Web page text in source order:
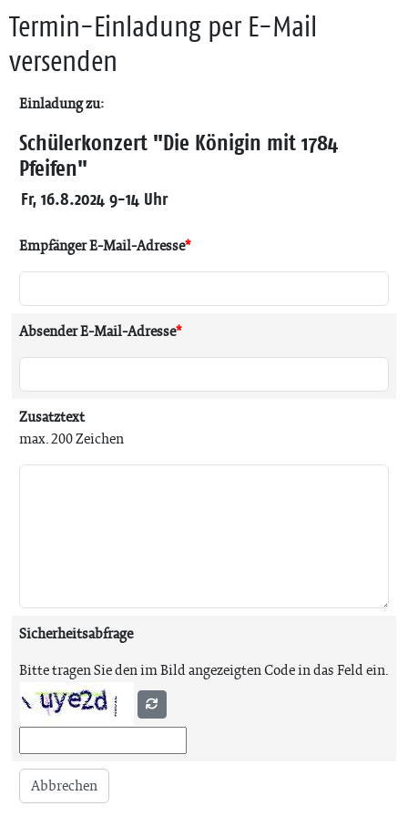
Termin-Einladung per E-Mail
versenden
Einladung zu:
Schülerkonzert "Die Königin mit 1784
Pfeifen"
Fr, 16.8.2024 9-14 Uhr
Empfänger E-Mail-Adresse*
Absender E-Mail-Adresse*
Zusatztext
max. 200 Zeichen
Sicherheitsabfrage
Bitte tragen Sie den im Bild angezeigten Code in das Feld ein.
Abbrechen